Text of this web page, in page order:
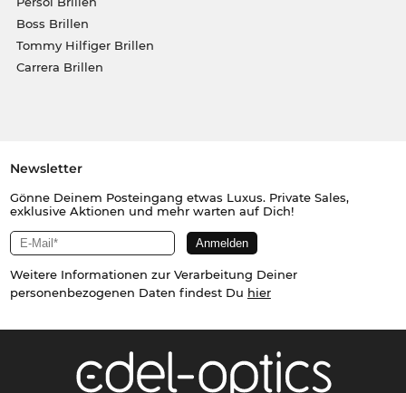
Boss Brillen
Tommy Hilfiger Brillen
Carrera Brillen
Newsletter
Gönne Deinem Posteingang etwas Luxus. Private Sales,
exklusive Aktionen und mehr warten auf Dich!
Weitere Informationen zur Verarbeitung Deiner
personenbezogenen Daten findest Du hier